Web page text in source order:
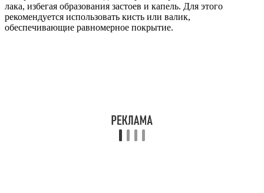
лака, избегая образования застоев и капель. Для этого
рекомендуется использовать кисть или валик,
обеспечивающие равномерное покрытие.